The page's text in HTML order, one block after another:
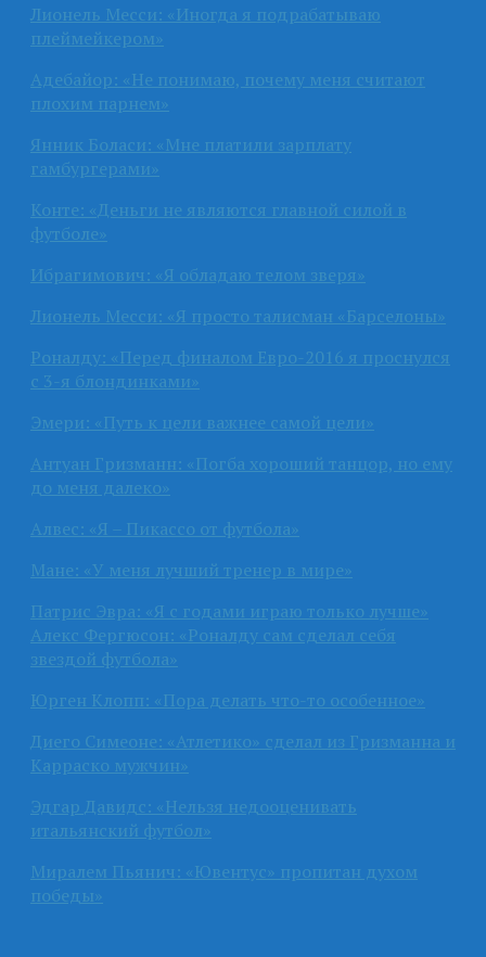
Лионель Месси: «Иногда я подрабатываю
плеймейкером»
Адебайор: «Не понимаю, почему меня считают
плохим парнем»
Янник Боласи: «Мне платили зарплату
гамбургерами»
Конте: «Деньги не являются главной силой в
футболе»
Ибрагимович: «Я обладаю телом зверя»
Лионель Месси: «Я просто талисман «Барселоны»
Роналду: «Перед финалом Евро-2016 я проснулся
с 3-я блондинками»
Эмери: «Путь к цели важнее самой цели»
Антуан Гризманн: «Погба хороший танцор, но ему
до меня далеко»
Алвес: «Я – Пикассо от футбола»
Мане: «У меня лучший тренер в мире»
Патрис Эвра: «Я с годами играю только лучше»
Алекс Фергюсон: «Роналду сам сделал себя
звездой футбола»
Юрген Клопп: «Пора делать что-то особенное»
Диего Симеоне: «Атлетико» сделал из Гризманна и
Карраско мужчин»
Эдгар Давидс: «Нельзя недооценивать
итальянский футбол»
Миралем Пьянич: «Ювентус» пропитан духом
победы»